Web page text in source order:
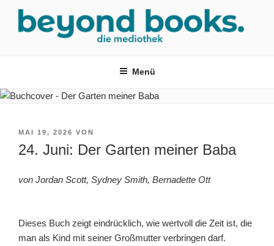
springen
Menü
VERÖFFENTLICHT
AM
MAI 19, 2026 VON
24. Juni: Der Garten meiner Baba
von Jordan Scott, Sydney Smith, Bernadette Ott
Dieses Buch zeigt eindrücklich, wie wertvoll die Zeit ist, die
man als Kind mit seiner Großmutter verbringen darf.